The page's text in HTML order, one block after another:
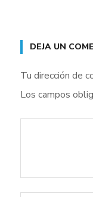
DEJA UN
Tu dirección de
Los campos